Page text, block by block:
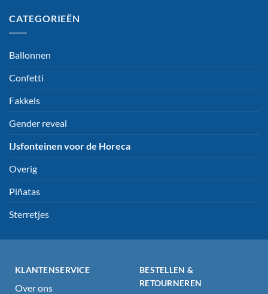
CATEGORIEËN
Ballonnen
Confetti
Fakkels
Gender reveal
IJsfonteinen voor de Horeca
Overig
Piñatas
Sterretjes
KLANTENSERVICE
Over ons
BESTELLEN &
RETOURNEREN